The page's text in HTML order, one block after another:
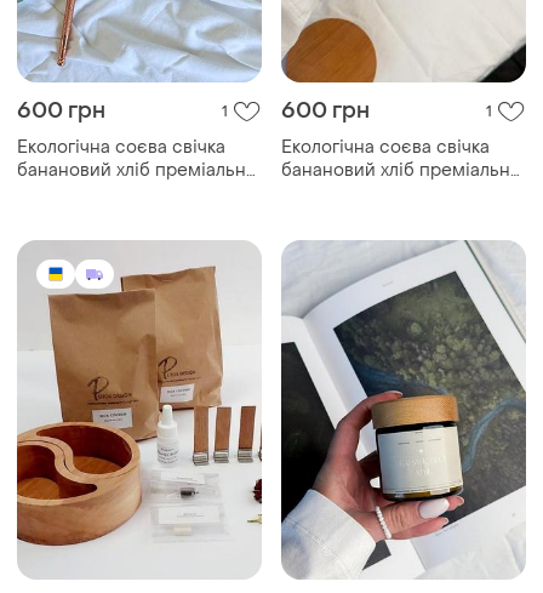
600 грн 1
Екологічна соєва свічка
банановий хліб преміальної
натуральними аромаоліями
600 грн 1
Екологічна соєва свічка
банановий хліб преміальної
натуральними аромаоліями